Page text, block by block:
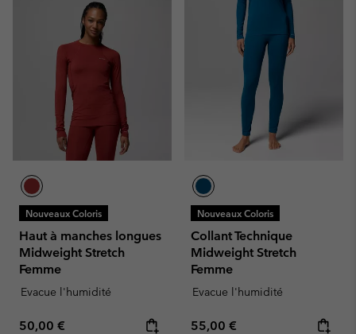
Nouveaux Coloris
Haut à manches longues
Midweight Stretch
Femme
Evacue l'humidité
Regular price:
50,00 €
Nouveaux Coloris
Collant Technique
Midweight Stretch
Femme
Evacue l'humidité
Regular price:
55,00 €